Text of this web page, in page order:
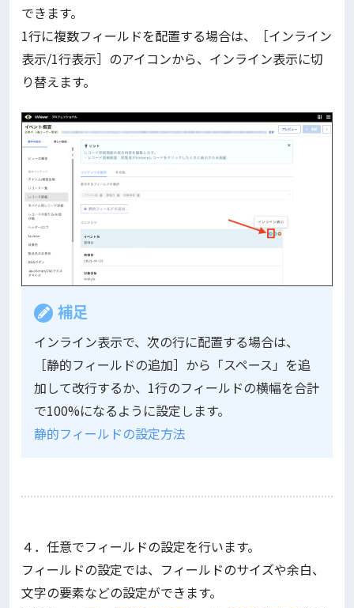
できます。
1行に複数フィールドを配置する場合は、［インライン
表示/1行表示］のアイコンから、インライン表示に切
り替えます。
補足
インライン表示で、次の行に配置する場合は、
［静的フィールドの追加］から「スペース」を追
加して改行するか、1行のフィールドの横幅を合計
で100%になるように設定します。
静的フィールドの設定方法
４．任意でフィールドの設定を行います。
フィールドの設定では、フィールドのサイズや余白、
文字の要素などの設定ができます。